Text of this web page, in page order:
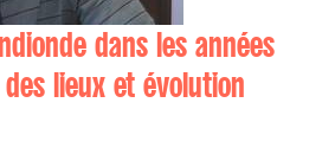
dans les années
des lieux et évolution